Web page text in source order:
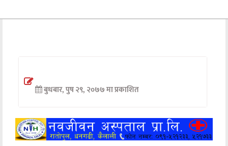
अन्तर्वार्ता
खेलकुद
मनोरञ्जन
बुधबार, पुष २९, २०७७ मा प्रकाशित